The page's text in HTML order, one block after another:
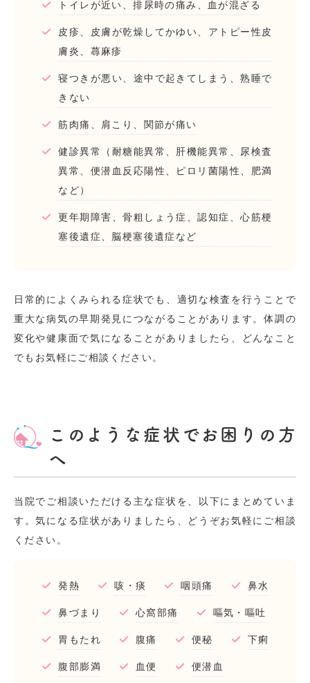
トイレが近い、排尿時の痛み、血が混ざる
皮疹、皮膚が乾燥してかゆい、アトピー性皮
膚炎、蕁麻疹
寝つきが悪い、途中で起きてしまう、熟睡で
きない
筋肉痛、肩こり、関節が痛い
健診異常（耐糖能異常、肝機能異常、尿検査
異常、便潜血反応陽性、ピロリ菌陽性、肥満
など）
更年期障害、骨粗しょう症、認知症、心筋梗
塞後遺症、脳梗塞後遺症など
日常的によくみられる症状でも、適切な検査を行うことで
重大な病気の早期発見につながることがあります。体調の
変化や健康面で気になることがありましたら、どんなこと
でもお気軽にご相談ください。
このような症状でお困りの方
へ
当院でご相談いただける主な症状を、以下にまとめていま
す。気になる症状がありましたら、どうぞお気軽にご相談
ください。
発熱 咳・痰 咽頭痛 鼻水
鼻づまり 心窩部痛 嘔気・嘔吐
胃もたれ 腹痛 便秘 下痢
腹部膨満 血便 便潜血